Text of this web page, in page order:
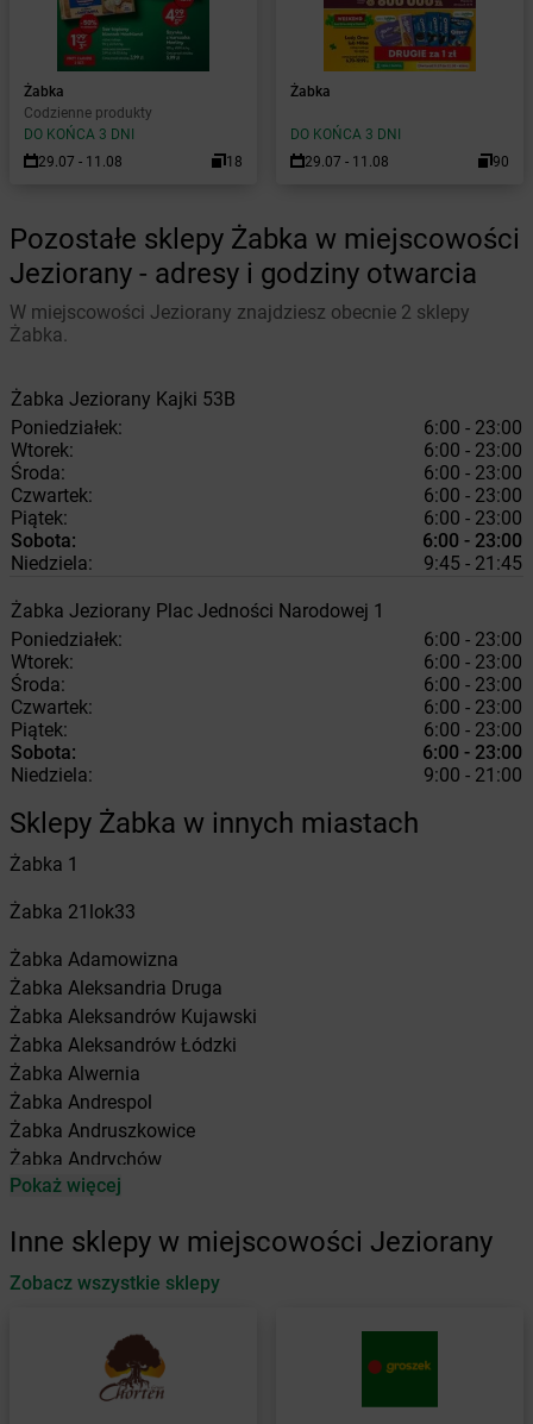
Żabka
Codzienne produkty
DO KOŃCA 3 DNI
29.07 - 11.08
18
Żabka
DO KOŃCA 3 DNI
29.07 - 11.08
90
Pozostałe sklepy Żabka w miejscowości
Jeziorany - adresy i godziny otwarcia
W miejscowości Jeziorany znajdziesz obecnie 2 sklepy
Żabka.
Żabka Jeziorany Kajki 53B
Poniedziałek:
6:00 - 23:00
Wtorek:
6:00 - 23:00
Środa:
6:00 - 23:00
Czwartek:
6:00 - 23:00
Piątek:
6:00 - 23:00
Sobota:
6:00 - 23:00
Niedziela:
9:45 - 21:45
Żabka Jeziorany Plac Jedności Narodowej 1
Poniedziałek:
6:00 - 23:00
Wtorek:
6:00 - 23:00
Środa:
6:00 - 23:00
Czwartek:
6:00 - 23:00
Piątek:
6:00 - 23:00
Sobota:
6:00 - 23:00
Niedziela:
9:00 - 21:00
Sklepy Żabka w innych miastach
Żabka 1
Żabka 21lok33
Żabka Adamowizna
Żabka Aleksandria Druga
Żabka Aleksandrów Kujawski
Żabka Aleksandrów Łódzki
Żabka Alwernia
Żabka Andrespol
Żabka Andruszkowice
Żabka Andrychów
Żabka Antonie
Żabka Automat
Żabka Babica
Babimost
Baborów
Baboszewo
Pokaż więcej
Inne sklepy w miejscowości Jeziorany
Zobacz wszystkie sklepy